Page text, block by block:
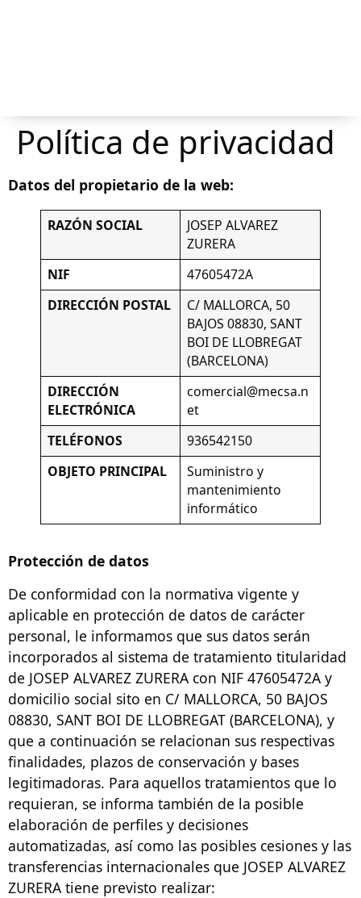
Política de privacidad
Datos del propietario de la web:
RAZÓN SOCIAL
JOSEP ALVAREZ
ZURERA
NIF
47605472A
DIRECCIÓN POSTAL
C/ MALLORCA, 50
BAJOS 08830, SANT
BOI DE LLOBREGAT
(BARCELONA)
DIRECCIÓN
ELECTRÓNICA
comercial@mecsa.n
et
TELÉFONOS
936542150
OBJETO PRINCIPAL
Suministro y
mantenimiento
informático
Protección de datos
De conformidad con la normativa vigente y
aplicable en protección de datos de carácter
personal, le informamos que sus datos serán
incorporados al sistema de tratamiento titularidad
de JOSEP ALVAREZ ZURERA con NIF 47605472A y
domicilio social sito en C/ MALLORCA, 50 BAJOS
08830, SANT BOI DE LLOBREGAT (BARCELONA), y
que a continuación se relacionan sus respectivas
finalidades, plazos de conservación y bases
legitimadoras. Para aquellos tratamientos que lo
requieran, se informa también de la posible
elaboración de perfiles y decisiones
automatizadas, así como las posibles cesiones y las
transferencias internacionales que JOSEP ALVAREZ
ZURERA tiene previsto realizar: